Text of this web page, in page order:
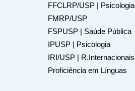
FFCLRP/USP | Psicologia
FMRP/USP
FSPUSP | Saúde Pública
IPUSP | Psicologia
IRI/USP | R.Internacionais
Proficiência em Línguas